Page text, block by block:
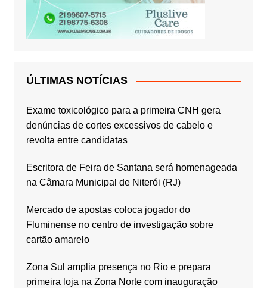
ÚLTIMAS NOTÍCIAS
Exame toxicológico para a primeira CNH gera
denúncias de cortes excessivos de cabelo e
revolta entre candidatas
Escritora de Feira de Santana será homenageada
na Câmara Municipal de Niterói (RJ)
Mercado de apostas coloca jogador do
Fluminense no centro de investigação sobre
cartão amarelo
Zona Sul amplia presença no Rio e prepara
primeira loja na Zona Norte com inauguração